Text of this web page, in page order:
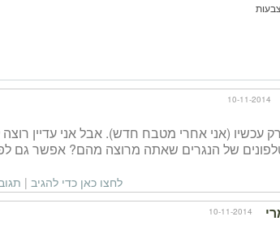
10-11-2014
(אני אחרי מטבח חדש). אבל אני עדיין רוצה
טלפונים של הנגרים שאתה מרוצה מהם? אפשר גם
לחצו כאן כדי להגיב |
10-11-2014